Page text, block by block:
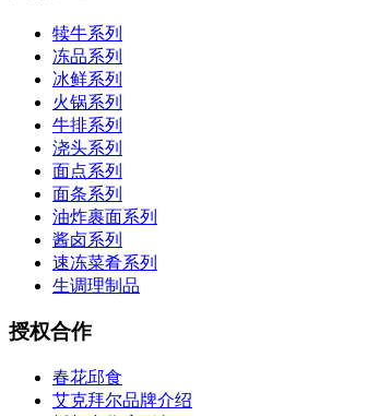
犊牛系列
冻品系列
冰鲜系列
火锅系列
牛排系列
浇头系列
面点系列
面条系列
油炸裹面系列
酱卤系列
速冻菜肴系列
生调理制品
授权合作
春花邱食
艾克拜尔品牌介绍